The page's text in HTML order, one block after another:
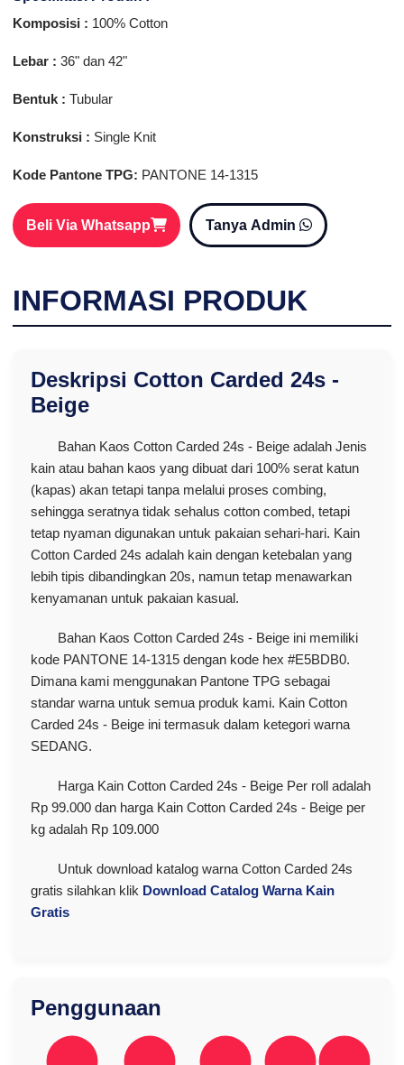
Komposisi : 100% Cotton
Lebar : 36" dan 42"
Bentuk : Tubular
Konstruksi : Single Knit
Kode Pantone TPG: PANTONE 14-1315
Beli Via Whatsapp Tanya Admin
INFORMASI PRODUK
Deskripsi Cotton Carded 24s -
Beige
Bahan Kaos Cotton Carded 24s - Beige adalah Jenis
kain atau bahan kaos yang dibuat dari 100% serat katun
(kapas) akan tetapi tanpa melalui proses combing,
sehingga seratnya tidak sehalus cotton combed, tetapi
tetap nyaman digunakan untuk pakaian sehari-hari. Kain
Cotton Carded 24s adalah kain dengan ketebalan yang
lebih tipis dibandingkan 20s, namun tetap menawarkan
kenyamanan untuk pakaian kasual.
Bahan Kaos Cotton Carded 24s - Beige ini memiliki
kode PANTONE 14-1315 dengan kode hex #E5BDB0.
Dimana kami menggunakan Pantone TPG sebagai
standar warna untuk semua produk kami. Kain Cotton
Carded 24s - Beige ini termasuk dalam ketegori warna
SEDANG.
Harga Kain Cotton Carded 24s - Beige Per roll adalah
Rp 99.000 dan harga Kain Cotton Carded 24s - Beige per
kg adalah Rp 109.000
Untuk download katalog warna Cotton Carded 24s
gratis silahkan klik Download Catalog Warna Kain
Gratis
Penggunaan